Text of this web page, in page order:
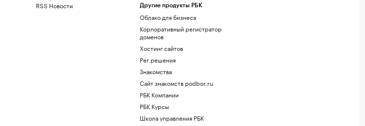
RSS Новости Другие продукты РБК
Облако для бизнеса
Корпоративный регистратор
доменов
Хостинг сайтов
Рег.решения
Знакомства
Сайт знакомств podbor.ru
РБК Компании
РБК Курсы
Школа управления РБК